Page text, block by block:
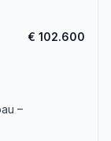
€ 102.600
–